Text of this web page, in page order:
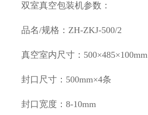
双室真空包装机参数：
品名/规格：ZH-ZKJ-500/2
真空室内尺寸：500×485×100mm
封口尺寸：500mm×4条
封口宽度：8-10mm